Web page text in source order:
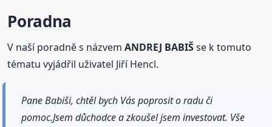
Poradna
V naší poradně s názvemANDREJ BABIŠse k tomuto
tématu vyjádřil uživatel Jiří Hencl.
Pane Babiši, chtěl bych Vás poprosit o radu či
pomoc.Jsem důchodce a zkoušel jsem investovat. Vše